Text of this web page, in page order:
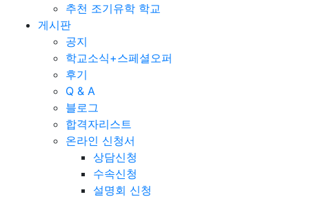
추천 조기유학 학교
게시판
공지
학교소식+스페셜오퍼
후기
Q & A
블로그
합격자리스트
온라인 신청서
상담신청
수속신청
설명회 신청